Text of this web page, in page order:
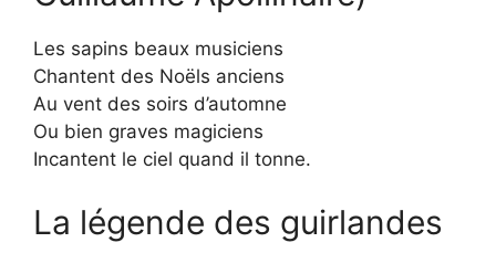
Les sapins beaux musiciens
Chantent des Noëls anciens
Au vent des soirs d’automne
Ou bien graves magiciens
Incantent le ciel quand il tonne.
La légende des guirlandes